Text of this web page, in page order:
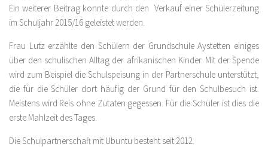
Ein weiterer Beitrag konnte durch den Verkauf einer Schülerzeitung
im Schuljahr 2015/16 geleistet werden.
Frau Lutz erzählte den Schülern der Grundschule Aystetten einiges
über den schulischen Alltag der afrikanischen Kinder. Mit der Spende
wird zum Beispiel die Schulspeisung in der Partnerschule unterstützt,
die für die Schüler dort häufig der Grund für den Schulbesuch ist.
Meistens wird Reis ohne Zutaten gegessen. Für die Schüler ist dies die
erste Mahlzeit des Tages.
Die Schulpartnerschaft mit Ubuntu besteht seit 2012.